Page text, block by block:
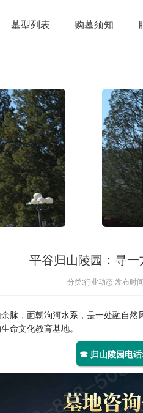
墓型列表 购墓须知
平谷归山陵园：寻
分类:行业动态 发布时
脉，面朝泃河水系，是一处融自
命文化教育基地。
☎ 归山陵园电